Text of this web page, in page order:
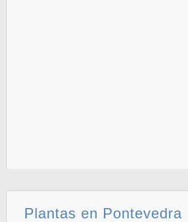
Plantas en Pontevedra